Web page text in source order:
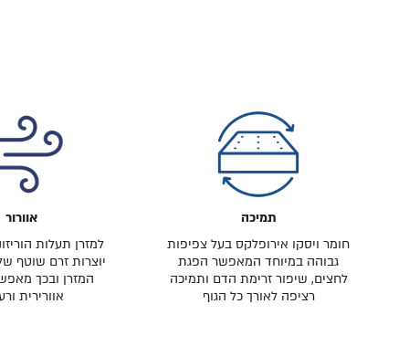
תמיכה
חומר ויסקו אירופלקס בעל צפיפות
גבוהה במיוחד המאפשר הפגת
לחצים, שיפור זרימת הדם ותמיכה
רציפה לאורך כל הגוף
אוורור
למזרן תעלות
יוצרות זרם שוטף
המזרן ובכך
אוורירית